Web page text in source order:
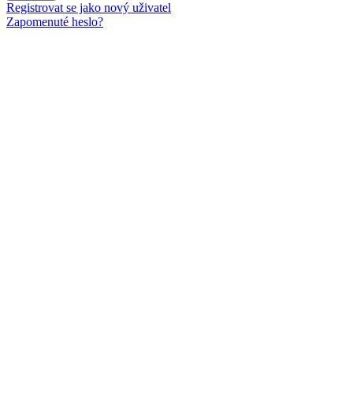
Registrovat se jako nový uživatel
Zapomenuté heslo?